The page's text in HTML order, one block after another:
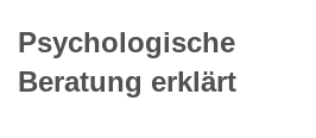
Psychologische
Beratung erklärt